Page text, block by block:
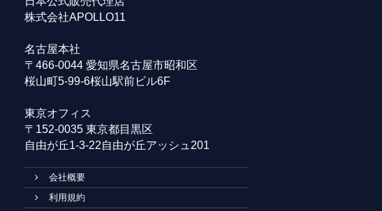
株式会社APOLLO11
名古屋本社
〒466-0044 愛知県名古屋市昭和区
桜山町5-99-6桜山駅前ビル6F
東京オフィス
〒152-0035 東京都目黒区
自由が丘1-3-22自由が丘アッシュ201
会社概要
利用規約